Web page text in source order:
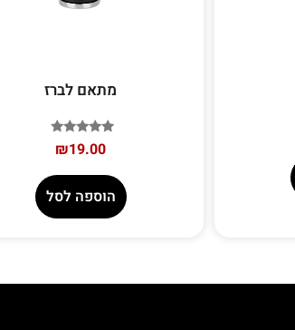
מתאם לברז
דורג
5.00
₪19.00
הוספה לסל